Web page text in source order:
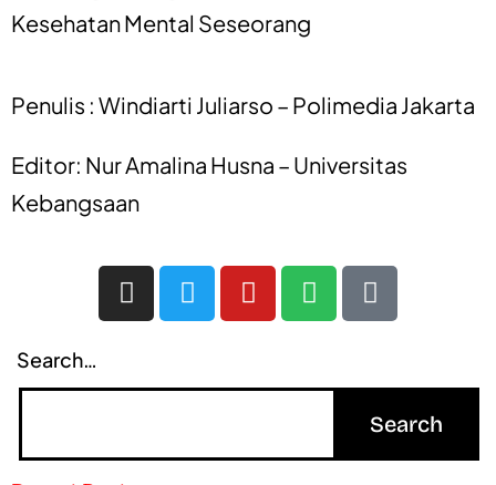
Kesehatan Mental Seseorang
Penulis : Windiarti Juliarso – Polimedia Jakarta
Editor: Nur Amalina Husna – Universitas
Kebangsaan
Search…